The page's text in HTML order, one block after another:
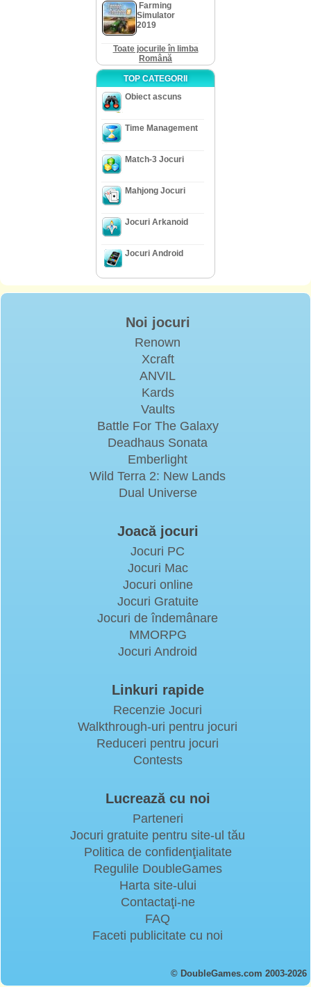
Farming
Simulator
2019
Toate jocurile în limba
Română
TOP CATEGORII
Obiect ascuns
Time Management
Match-3 Jocuri
Mahjong Jocuri
Jocuri Arkanoid
Jocuri Android
Noi jocuri
Renown
Xcraft
ANVIL
Kards
Vaults
Battle For The Galaxy
Deadhaus Sonata
Emberlight
Wild Terra 2: New Lands
Dual Universe
Joacă jocuri
Jocuri PC
Jocuri Mac
Jocuri online
Jocuri Gratuite
Jocuri de îndemânare
MMORPG
Jocuri Android
Linkuri rapide
Recenzie Jocuri
Walkthrough-uri pentru jocuri
Reduceri pentru jocuri
Contests
Lucrează cu noi
Parteneri
Jocuri gratuite pentru site-ul tău
Politica de confidenţialitate
Regulile DoubleGames
Harta site-ului
Contactaţi-ne
FAQ
Faceti publicitate cu noi
© DoubleGames.com 2003-2026